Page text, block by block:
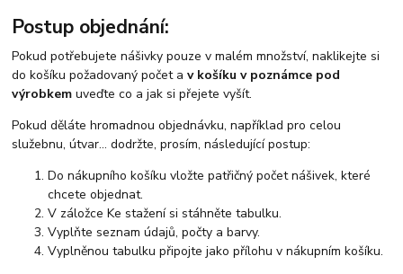
Postup objednání:
Pokud potřebujete nášivky pouze v malém množství, naklikejte si
do košíku požadovaný počet av košíku v poznámce pod
výrobkemuveďte co a jak si přejete vyšít.
Pokud děláte hromadnou objednávku, například pro celou
služebnu, útvar... dodržte, prosím, následující postup:
Do nákupního košíku vložte patřičný počet nášivek, které
chcete objednat.
V záložce Ke stažení si stáhněte tabulku.
Vyplňte seznam údajů, počty a barvy.
Vyplněnou tabulku připojte jako přílohu v nákupním košíku.